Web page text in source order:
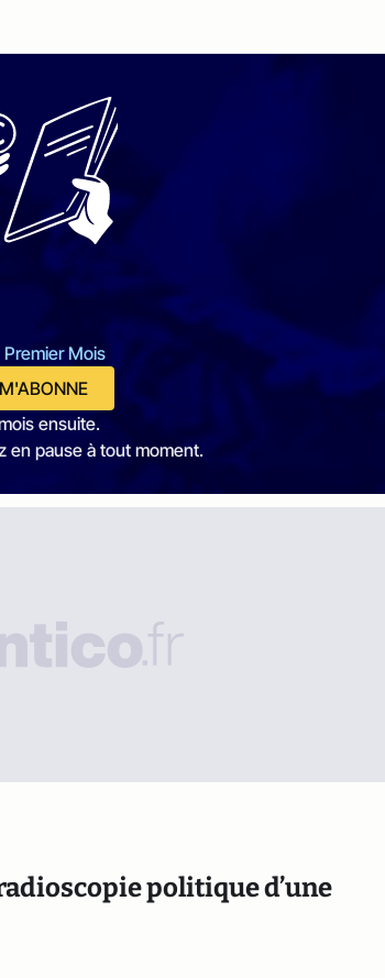
Premier Mois
ensuite.
en pause à tout moment.
politique d’une